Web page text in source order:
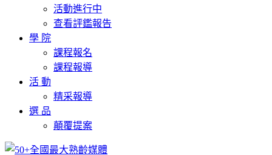
活動進行中
查看評鑑報告
學 院
課程報名
課程報導
活 動
精采報導
選 品
顛覆提案